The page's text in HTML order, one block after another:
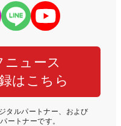
ニュース
はこちら
タルパートナー、および
ートナーです。